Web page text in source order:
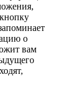
о
вам